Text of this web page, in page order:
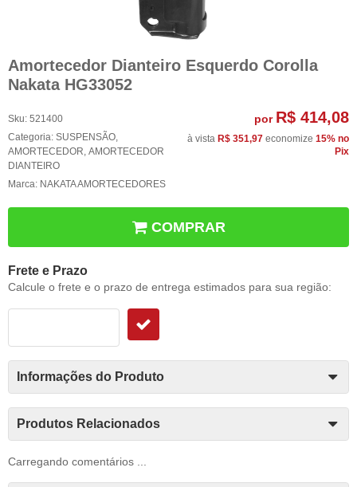
Amortecedor Dianteiro Esquerdo Corolla
Nakata HG33052
Sku: 521400
Categoria: SUSPENSÃO,
AMORTECEDOR, AMORTECEDOR
DIANTEIRO
Marca: NAKATA AMORTECEDORES
por R$ 414,08
à vista R$ 351,97 economize 15% no
Pix
COMPRAR
Frete e Prazo
Calcule o frete e o prazo de entrega estimados para sua região:
Informações do Produto
Produtos Relacionados
Carregando comentários ...